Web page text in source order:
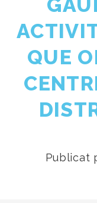
QUE
Publicat